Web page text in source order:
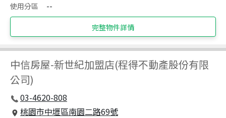
使用分區
--
完整物件詳情
中信房屋-新世紀加盟店(程得不動產股份有限
公司)
03-4620-808
桃園市中壢區南園二路69號